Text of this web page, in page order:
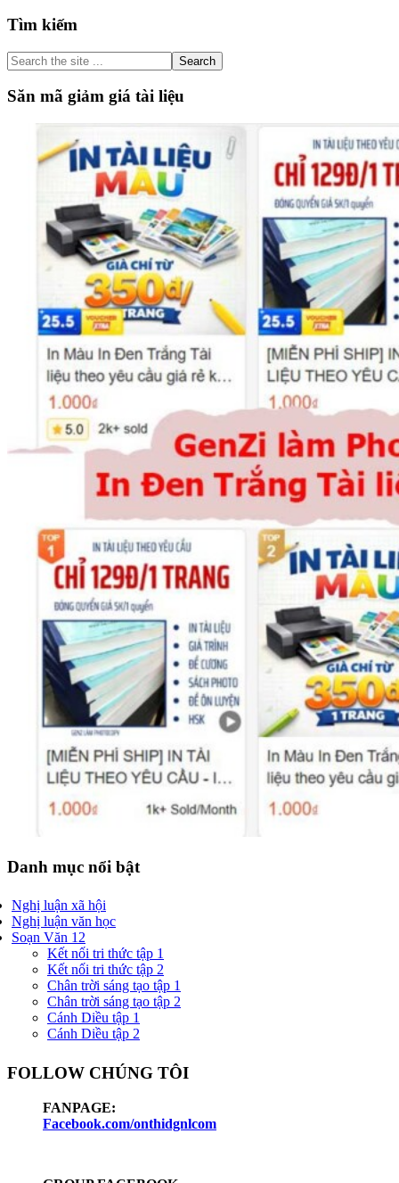
Primary
Sidebar
Tìm kiếm
Search
the
site
...
Săn mã giảm giá tài liệu
Danh mục nổi bật
Nghị luận xã hội
Nghị luận văn học
Soạn Văn 12
Kết nối tri thức tập 1
Kết nối tri thức tập 2
Chân trời sáng tạo tập 1
Chân trời sáng tạo tập 2
Cánh Diều tập 1
Cánh Diều tập 2
FOLLOW CHÚNG TÔI
FANPAGE:
Facebook.com/onthidgnlcom